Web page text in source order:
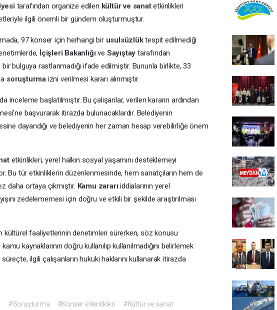
tarafından organize edilen kültür ve sanatetkinlikleri
ilgili önemli bir gündem oluşturmuştur.
97 konser için herhangi bir usulsüzlüktespit edilmediği
İçişleri Bakanlığıve Sayıştaytarafından
bulguya rastlanmadığı ifade edilmiştir. Bununla birlikte, 33
soruşturma izni verilmesi kararı alınmıştır.
inceleme başlatılmıştır. Bu çalışanlar, verilen kararın ardından
başvurarak itirazda bulunacaklardır. Belediyenin
dayandığı ve belediyenin her zaman hesap verebilirliğe önem
etkinlikleri, yerel halkın sosyal yaşamını desteklemeyi
Bu tür etkinliklerin düzenlenmesinde, hem sanatçıların hem de
daha ortaya çıkmıştır. Kamu zararıiddialarının yerel
zedelememesi için doğru ve etkili bir şekilde araştırılması
kültürel faaliyetlerinin denetimleri sürerken, söz konusu
kaynaklarının doğru kullanılıp kullanılmadığını belirlemek
ilgili çalışanların hukuki haklarını kullanarak itirazda
#Soruşturma #Konser etkinlikleri
#Kültür ve sanat